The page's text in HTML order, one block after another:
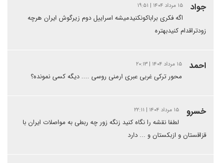
جواد ۱۵ مرداد ۱۴۰۴ | ۱۹:۵۱
اگه فکری براباکونکنیدمیشه اسراییل دوم زیرگوش ایران هرچه
زودتراقدام کنیدبهتره
احمد ۱۵ مرداد ۱۴۰۴ | ۲۰:۱۳
محور ترکی غربی عبری ارمنی روسی .... دیگه کسی نمونده؟
خسرو ۱۵ مرداد ۱۴۰۴ | ۲۲:۱۱
لطفا نقشه را نگاه کنید زنگه زور چه ربطی به مواصلات ایران با
قزاقستان و ازبکستان و ... دارد